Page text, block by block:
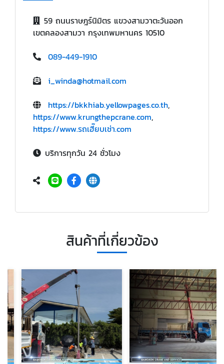
59 ถนนราษฎร์นิมิตร แขวงสามวาตะวันออก
เขตคลองสามวา กรุงเทพมหานคร 10510
089-449-1910
i_winda@hotmail.com
https://bkkhiab.yellowpages.co.th,
https://www.krungthepcrane.com,
https://www.รถเฮี๊ยบเช่า.com
บริการทุกวัน 24 ชั่วโมง
สินค้าที่เกี่ยวข้อง